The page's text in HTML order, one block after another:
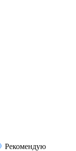
Рекомендую